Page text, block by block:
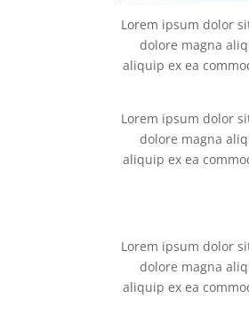
Lorem ipsum dolor
dolore magna
aliquip ex ea
Lorem ipsum dolor
dolore magna
aliquip ex ea
Lorem ipsum dolor
dolore magna
aliquip ex ea